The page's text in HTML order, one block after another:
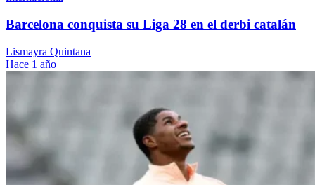
Barcelona conquista su Liga 28 en el derbi catalán
Lismayra Quintana
Hace 1 año